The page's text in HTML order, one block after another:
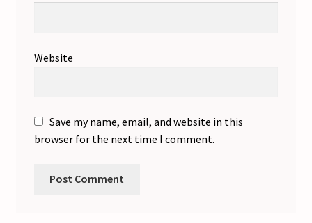
Website
Save my name, email, and website in this
browser for the next time I comment.